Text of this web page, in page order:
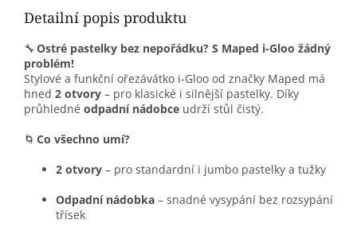
Detailní popis produktu
🔧Ostré pastelky bez nepořádku? S Maped i-Gloo žádný
problém!
Stylové a funkční ořezávátko i-Gloo od značky Maped má
hned 2 otvory – pro klasické i silnější pastelky. Díky
průhledné odpadní nádobce udrží stůl čistý.
🌀 Co všechno umí?
2 otvory – pro standardní i jumbo pastelky a tužky
Odpadní nádobka – snadné vysypání bez rozsypání
třísek